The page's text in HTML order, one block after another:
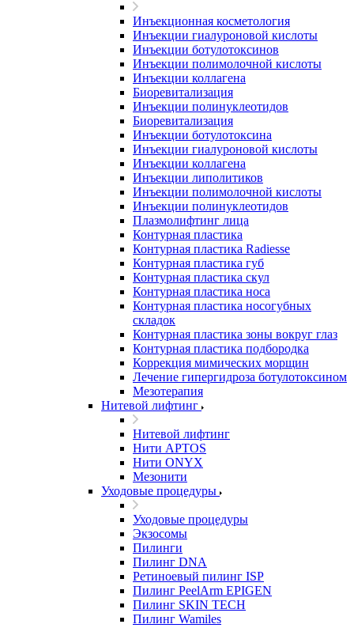
Инъекционная косметология
Инъекции гиалуроновой кислоты
Инъекции ботулотоксинов
Инъекции полимолочной кислоты
Инъекции коллагена
Биоревитализация
Инъекции полинуклеотидов
Биоревитализация
Инъекции ботулотоксина
Инъекции гиалуроновой кислоты
Инъекции коллагена
Инъекции липолитиков
Инъекции полимолочной кислоты
Инъекции полинуклеотидов
Плазмолифтинг лица
Контурная пластика
Контурная пластика Radiesse
Контурная пластика губ
Контурная пластика скул
Контурная пластика носа
Контурная пластика носогубных
складок
Контурная пластика зоны вокруг глаз
Контурная пластика подбородка
Коррекция мимических морщин
Лечение гипергидроза ботулотоксином
Мезотерапия
Нитевой лифтинг
Нитевой лифтинг
Нити APTOS
Нити ONYX
Мезонити
Уходовые процедуры
Уходовые процедуры
Экзосомы
Пилинги
Пилинг DNA
Ретиноевый пилинг ISP
Пилинг PeelArm EPIGEN
Пилинг SKIN TECH
Пилинг Wamiles